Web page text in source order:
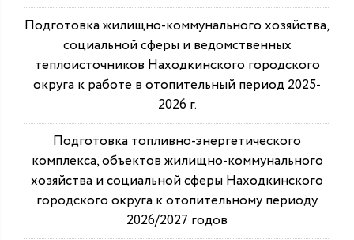
Подготовка жилищно-коммунального хозяйства,
социальной сферы и ведомственных
теплоисточников Находкинского городского
округа к работе в отопительный период 2025-
2026 г.
Подготовка топливно-энергетического
комплекса, объектов жилищно-коммунального
хозяйства и социальной сферы Находкинского
городского округа к отопительному периоду
2026/2027 годов